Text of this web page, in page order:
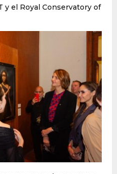
y el Royal Conservatory of